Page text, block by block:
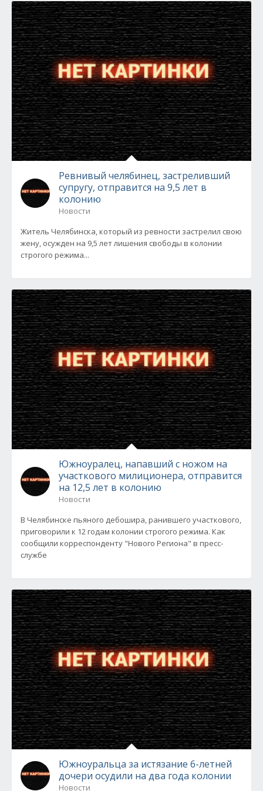
Ревнивый челябинец, застреливший
супругу, отправится на 9,5 лет в
колонию
Новости
Житель Челябинска, который из ревности застрелил свою
жену, осужден на 9,5 лет лишения свободы в колонии
строгого режима...
Южноуралец, напавший с ножом на
участкового милиционера, отправится
на 12,5 лет в колонию
Новости
В Челябинске пьяного дебошира, ранившего участкового,
приговорили к 12 годам колонии строгого режима. Как
сообщили корреспонденту "Нового Региона" в пресс-
службе
Южноуральца за истязание 6-летней
дочери осудили на два года колонии
Новости